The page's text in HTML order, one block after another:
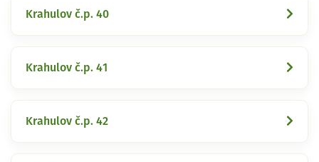
Krahulov č.p. 40
Krahulov č.p. 41
Krahulov č.p. 42